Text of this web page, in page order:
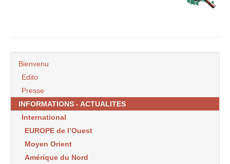
Bienvenu
Edito
Presse
INFORMATIONS - ACTUALITES
International
EUROPE de l’Ouest
Moyen Orient
Amérique du Nord